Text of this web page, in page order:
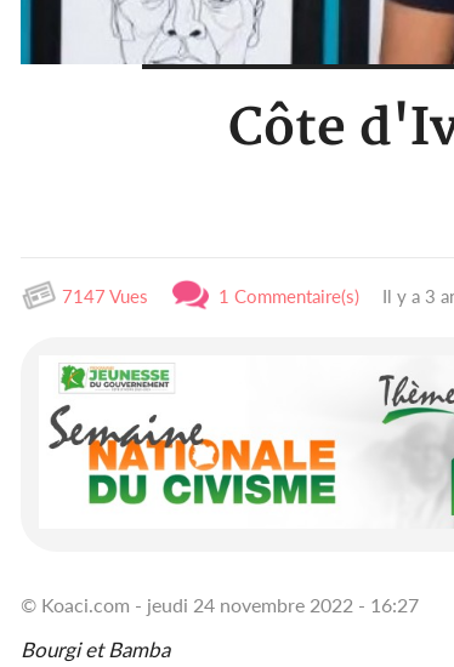
Côte
7147 Vues 1 Commentaire(s) Il y a 3
© Koaci.com - jeudi 24 novembre 2022 - 16:27
Bourgi et Bamba